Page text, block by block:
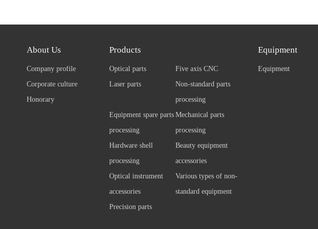
About Us
Company profile
Corporate culture
Honorary
Products
Optical parts
Five axis CNC
Laser parts
Non-standard parts
processing
Equipment spare parts
processing
Mechanical parts
processing
Hardware shell
processing
Beauty equipment
accessories
Optical instrument
accessories
Various types of non-
standard equipment
Precision parts
Equipment
Equipment